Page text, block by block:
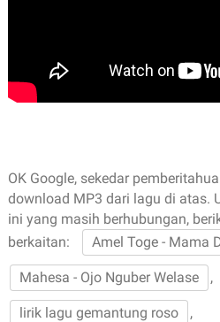
OK Google, sekedar
download MP3 dari lagu di atas.
ini yang masih berhubungan,
berkaitan:
Amel Toge - Mama
Mahesa - Ojo Nguber Welase ,
lirik lagu gemantung roso ,